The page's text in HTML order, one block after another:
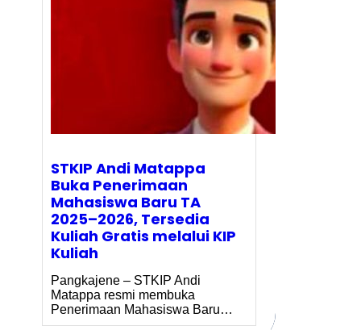
STKIP Andi Matappa
Buka Penerimaan
Mahasiswa Baru TA
2025–2026, Tersedia
Kuliah Gratis melalui KIP
Kuliah
Pangkajene – STKIP Andi
Matappa resmi membuka
Penerimaan Mahasiswa Baru…